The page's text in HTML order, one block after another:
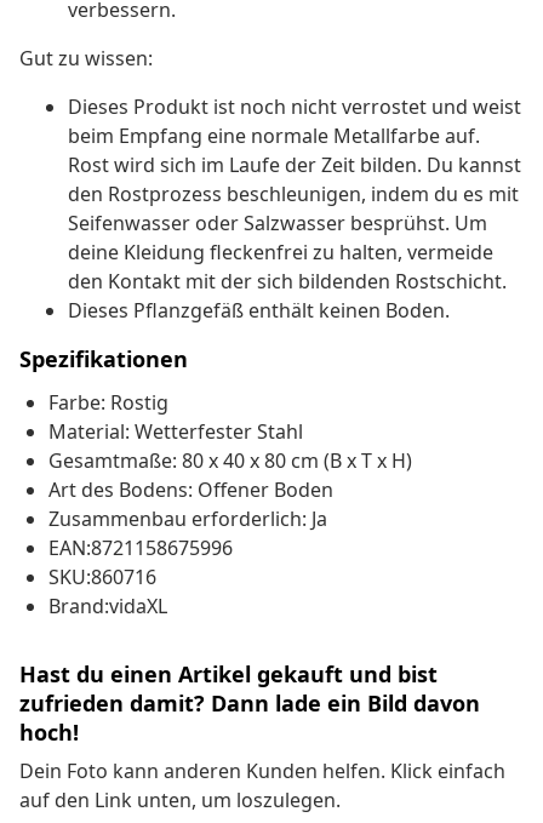
verbessern.
Gut zu wissen:
Dieses Produkt ist noch nicht verrostet und weist
beim Empfang eine normale Metallfarbe auf.
Rost wird sich im Laufe der Zeit bilden. Du kannst
den Rostprozess beschleunigen, indem du es mit
Seifenwasser oder Salzwasser besprühst. Um
deine Kleidung fleckenfrei zu halten, vermeide
den Kontakt mit der sich bildenden Rostschicht.
Dieses Pflanzgefäß enthält keinen Boden.
Spezifikationen
Farbe: Rostig
Material: Wetterfester Stahl
Gesamtmaße: 80 x 40 x 80 cm (B x T x H)
Art des Bodens: Offener Boden
Zusammenbau erforderlich: Ja
EAN:8721158675996
SKU:860716
Brand:vidaXL
Hast du einen Artikel gekauft und bist
zufrieden damit? Dann lade ein Bild davon
hoch!
Dein Foto kann anderen Kunden helfen. Klick einfach
auf den Link unten, um loszulegen.